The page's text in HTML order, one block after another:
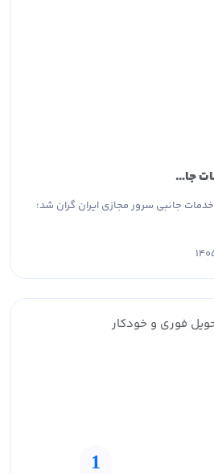
اطلاعیه تغییر قیمت خدمات جانبی سرور مجازی ایران
دو مورد از خدمات جانبی سرور مجازی ایران گران شد؛
۱۴
1